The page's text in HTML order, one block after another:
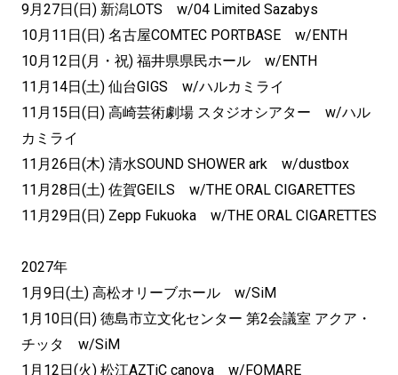
9月27日(日) 新潟LOTS w/04 Limited Sazabys
10月11日(日) 名古屋COMTEC PORTBASE w/ENTH
10月12日(月・祝) 福井県県民ホール w/ENTH
11月14日(土) 仙台GIGS w/ハルカミライ
11月15日(日) 高崎芸術劇場 スタジオシアター w/ハル
カミライ
11月26日(木) 清水SOUND SHOWER ark w/dustbox
11月28日(土) 佐賀GEILS w/THE ORAL CIGARETTES
11月29日(日) Zepp Fukuoka w/THE ORAL CIGARETTES
2027年
1月9日(土) 高松オリーブホール w/SiM
1月10日(日) 徳島市立文化センター 第2会議室 アクア・
チッタ w/SiM
1月12日(火) 松江AZTiC canova w/FOMARE